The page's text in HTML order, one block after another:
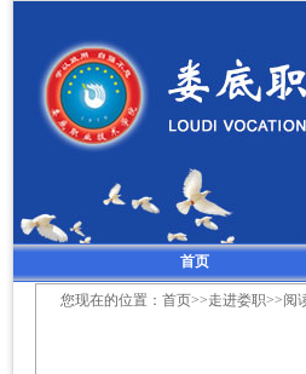
首页
您现在的位置：首页>>走进娄职>>阅